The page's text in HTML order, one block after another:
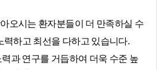
오시는 환자분들이 더 만족하실 수
력하고 최선을 다하고 있습니다.
과 연구를 거듭하여 더욱 수준 높